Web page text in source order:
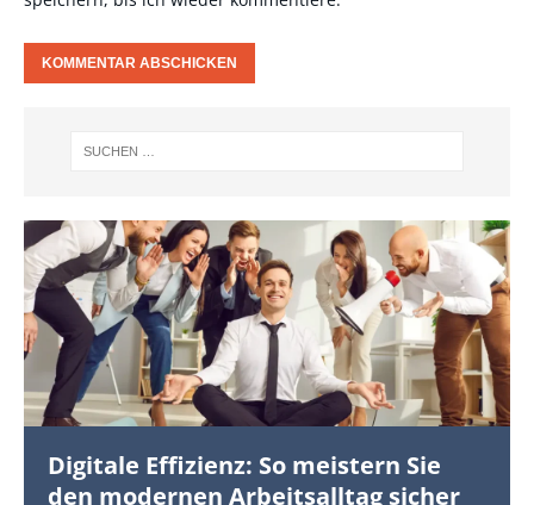
Digitale Effizienz: So meistern Sie
den modernen Arbeitsalltag sicher